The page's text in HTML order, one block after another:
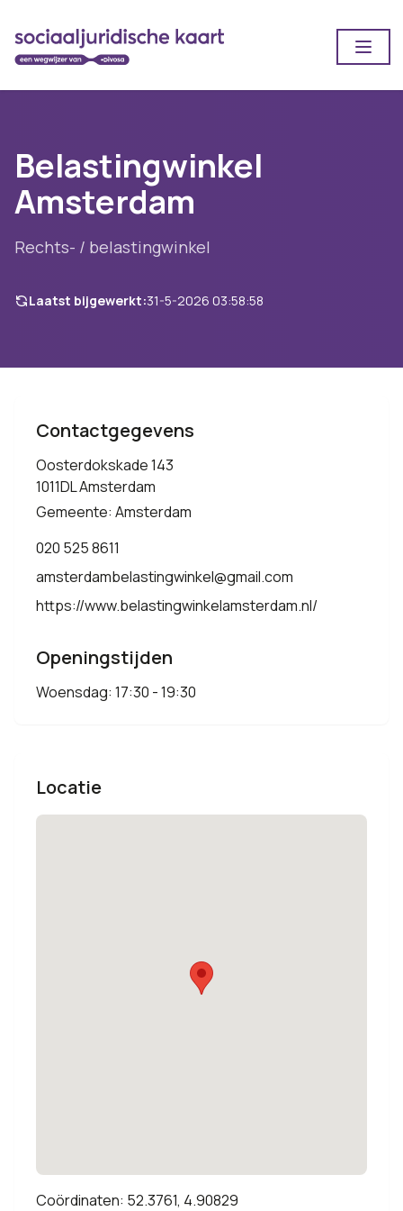
Belastingwinkel
Amsterdam
Rechts- / belastingwinkel
Laatst bijgewerkt:31-5-2026 03:58:58
Contactgegevens
Oosterdokskade 143
1011DL Amsterdam
Gemeente: Amsterdam
020 525 8611
amsterdambelastingwinkel@gmail.com
https://www.belastingwinkelamsterdam.nl/
Openingstijden
Woensdag: 17:30 - 19:30
Locatie
Coördinaten: 52.3761, 4.90829